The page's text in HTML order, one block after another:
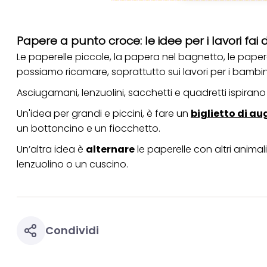
Papere a punto croce: le idee per i lavori fai
Le paperelle piccole, la papera nel bagnetto, le
possiamo ricamare, soprattutto sui lavori per i
Asciugamani, lenzuolini, sacchetti e quadretti ispirano
Un'idea per grandi e piccini, è fare un biglietto di
un bottoncino e un fiocchetto.
Un’altra idea è alternarele paperelle con altri
lenzuolino o un cuscino.
Condividi
collegata nel piè di
qualsiasi
collegata nel piè
periodo di
per uno o più degli